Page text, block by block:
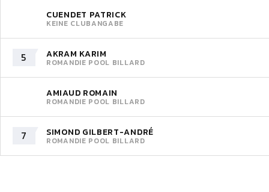
CUENDET PATRICK
KEINE CLUBANGABE
5 AKRAM KARIM
ROMANDIE POOL BILLARD
AMIAUD ROMAIN
ROMANDIE POOL BILLARD
7 SIMOND GILBERT-ANDRÉ
ROMANDIE POOL BILLARD